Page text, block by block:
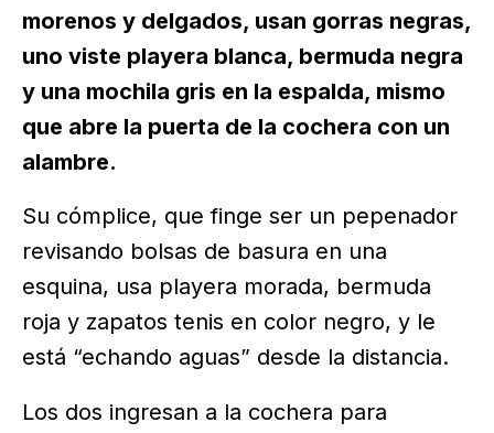
morenos y delgados, usan gorras negras,
uno viste playera blanca, bermuda negra
y una mochila gris en la espalda, mismo
que abre la puerta de la cochera con un
alambre.
Su cómplice, que finge ser un pepenador
revisando bolsas de basura en una
esquina, usa playera morada, bermuda
roja y zapatos tenis en color negro, y le
está “echando aguas” desde la distancia.
Los dos ingresan a la cochera para